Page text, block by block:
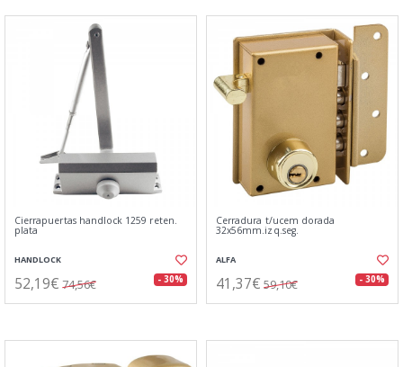
Cierrapuertas handlock 1259 reten.
plata
HANDLOCK
52,19€ 74,56€ - 30%
Cerradura t/ucem dorada
32x56mm.izq.seg.
ALFA
41,37€ 59,10€ - 30%